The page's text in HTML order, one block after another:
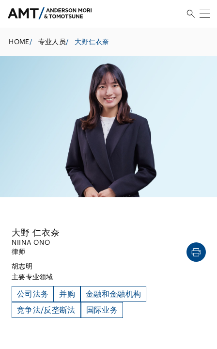
HOME/ 专业人员/ 大野仁衣奈
大野 仁衣奈
NIINA ONO
律师
胡志明
主要专业领域
公司法务 并购
金融和金融机构
竞争法/反垄断法
国际业务